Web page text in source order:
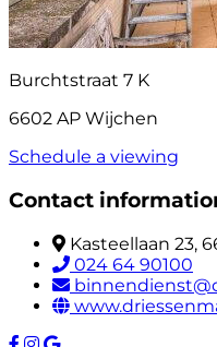
Burchtstraat 7 K
6602 AP Wijchen
Schedule a viewing
Contact
Kasteellaan 23,
024 64 90100